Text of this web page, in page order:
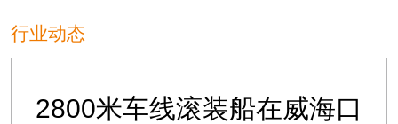
行业动态
2800米车线滚装船在威海口